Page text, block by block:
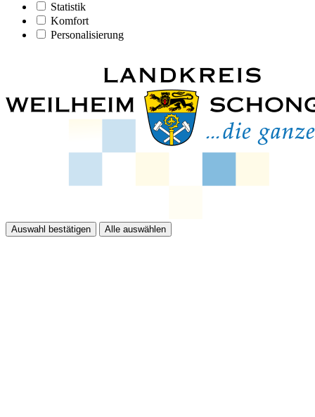
Statistik
Komfort
Personalisierung
Auswahl bestätigen Alle auswählen